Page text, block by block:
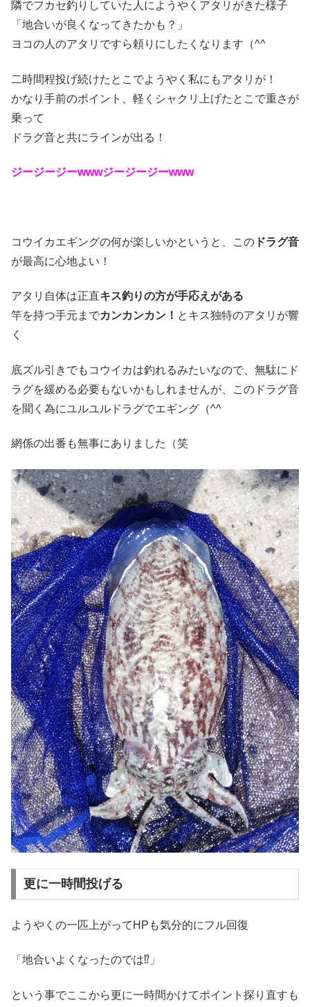
隣でフカセ釣りしていた人にようやくアタリがきた様子
「地合いが良くなってきたかも？」
ヨコの人のアタリですら頼りにしたくなります（^^ゞ
二時間程投げ続けたとこでようやく私にもアタリが！
かなり手前のポイント、軽くシャクリ上げたとこで重さが
乗って
ドラグ音と共にラインが出る！
ジージージーwwwジージージーwww
コウイカエギングの何が楽しいかというと、この ドラグ音
が最高に心地よい！
アタリ自体は正直キス釣りの方が手応えがある
竿を持つ手元までカンカンカン！ とキス独特のアタリが響
く
底ズル引きでもコウイカは釣れるみたいなので、無駄にド
ラグを緩める必要もないかもしれませんが、このドラグ音
を聞く為にユルユルドラグでエギング（^^ゞ
網係の出番も無事にありました（笑
更に一時間投げる
ようやくの一匹上がってHPも気分的にフル回復
「地合いよくなったのでは⁉」
という事でここから更に一時間かけてポイント探り直すも